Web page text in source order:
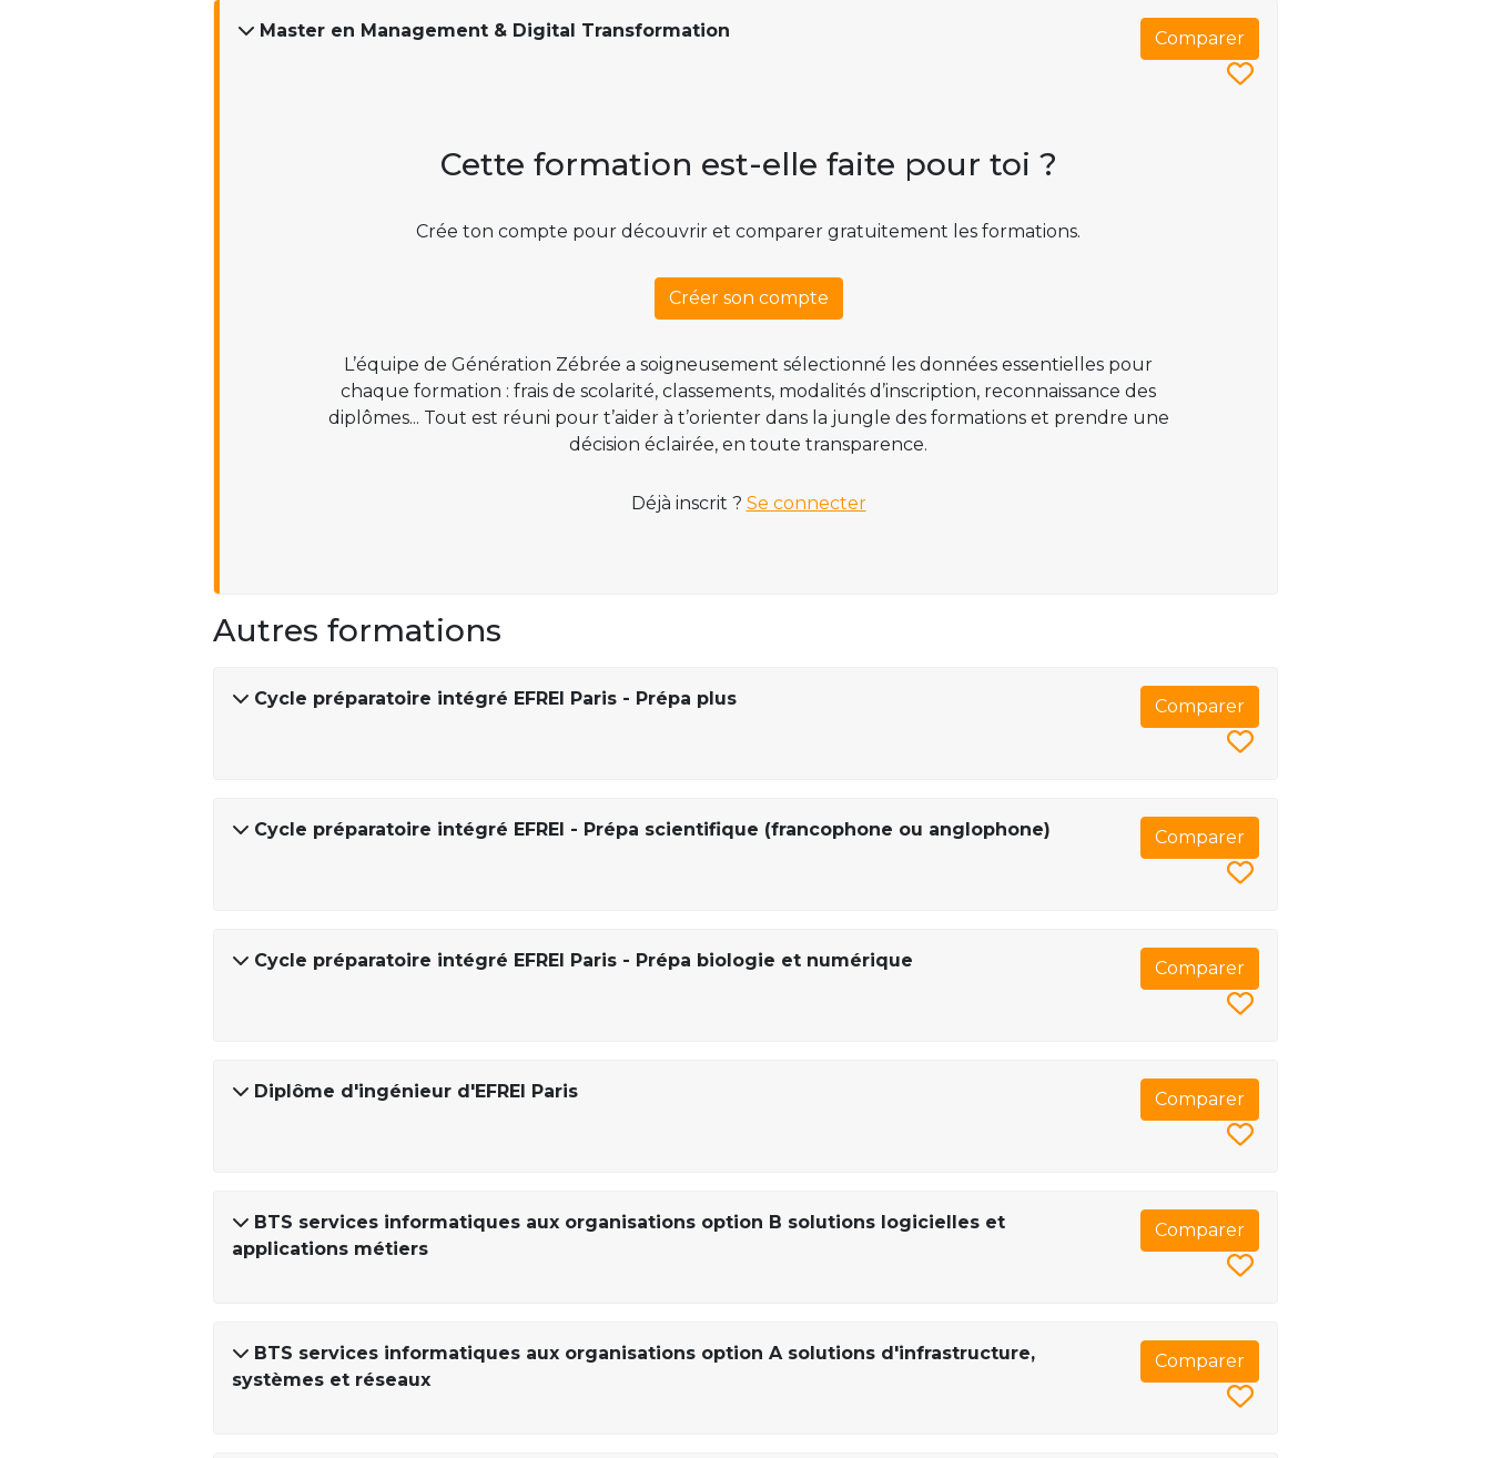
Master en Management & Digital Transformation Comparer
Cette formation est-elle faite pour toi ?
Crée ton compte pour découvrir et comparer gratuitement les formations.
Créer son compte
L’équipe de Génération Zébrée a soigneusement sélectionné les données essentielles pour
chaque formation : frais de scolarité, classements, modalités d’inscription, reconnaissance des
diplômes... Tout est réuni pour t’aider à t’orienter dans la jungle des formations et prendre une
décision éclairée, en toute transparence.
Déjà inscrit ? Se connecter
Autres formations
Cycle préparatoire intégré EFREI Paris - Prépa plus Comparer
Cycle préparatoire intégré EFREI - Prépa scientifique (francophone ou anglophone) Comparer
Cycle préparatoire intégré EFREI Paris - Prépa biologie et numérique Comparer
Diplôme d'ingénieur d'EFREI Paris Comparer
BTS services informatiques aux organisations option B solutions logicielles et
applications métiers
Comparer
BTS services informatiques aux organisations option A solutions d'infrastructure,
systèmes et réseaux
Comparer